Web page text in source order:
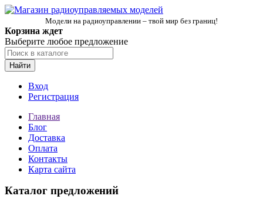
Модели на радиоуправлении – твой мир без границ!
Корзина ждет
Выберите любое предложение
Найти
Вход
Регистрация
Главная
Блог
Доставка
Оплата
Контакты
Карта сайта
Каталог предложений